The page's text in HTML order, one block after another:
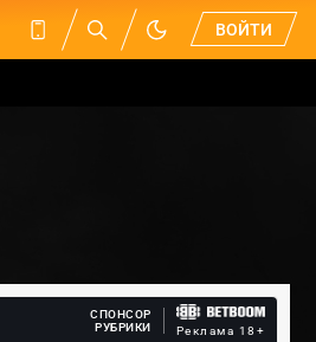
ВОЙТИ
СПОНСОР
РУБРИКИ
Реклама 18+